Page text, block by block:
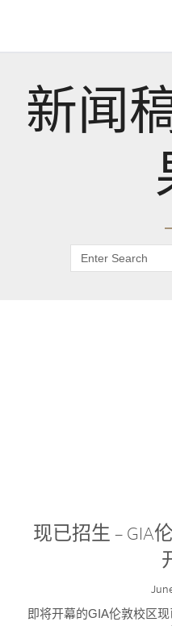
新闻
现已招生 – GIA
即将开幕的GIA伦敦校区